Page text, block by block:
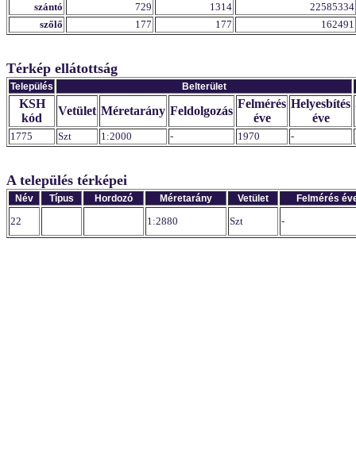
szántó
729 1314
22585334
szőlő
177 177 162491
Térkép ellátottság
Település Belterület
KSH
kód
Vetület Méretarány Feldolgozás
Felmérés
éve
Helyesbítés
éve
1775 Szt 1:2000 - 1970 -
A település térképei
Név Típus Hordozó Méretarány Vetület Felmérés
22 1:2880 Szt -